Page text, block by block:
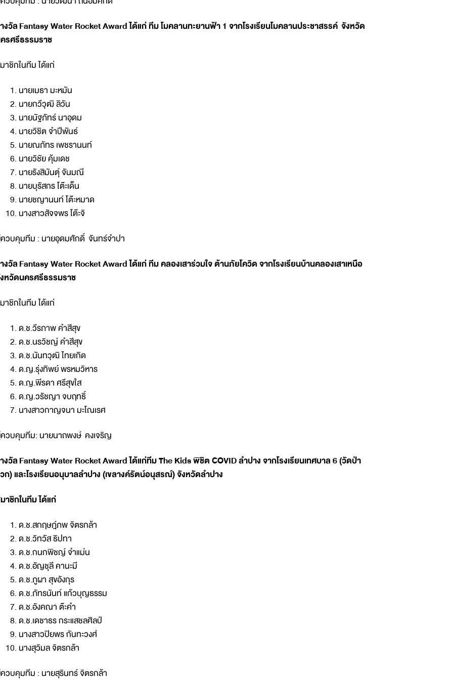
งวัลFantasy Water Rocket Award ได้แก่ ทีม โมคลานทะยานฟ้า 1 จากโรงเรียนโมคลานประชาสรรค์ จังหวัด
รศรีธรรมราช
าชิกในทีม ได้แก่
นายเมธา มะหมัน
นายกวีวุฒิ ลิวัน
นายนัฐภัทร์ นาอุดม
นายวิชิต จำปีพันธ์
นายณภัทร เพชรานนท์
นายวิชัย คุ้มเดช
นายรังสิมันตุ์ จันมณี
นายบุรัสกร โต๊ะเด็น
นายชญานนท์ โต๊ะหมาด
นางสาวสัจจพร โต๊ะจิ
วบคุมทีม : นายอุดมศักดิ์ จันทร์จำปา
งวัลFantasy Water Rocket Award ได้แก่ ทีม คลองเสาร่วมใจ ต้านภัยโควิด จากโรงเรียนบ้านคลองเสาเหนือ
หวัดนครศรีธรรมราช
าชิกในทีม ได้แก่
ด.ช.วีรภาพ คำสีสุข
ด.ช.นรวิชญ์ คำสีสุข
ด.ช.นันทวุฒิ ไทยเกิด
ด.ญ.รุ่งทิพย์ พรหมวิหาร
ด.ญ.พีรดา ศรีสุขใส
ด.ญ.วรัชญา จบฤทธิ์
นางสาวกาญจนา มะโณเรศ
วบคุมทีม: นายนาถพงษ์ คงเจริญ
งวัลFantasy Water Rocket Award ได้แก่ทีม The Kids พิชิต COVID ลำปาง จากโรงเรียนเทศบาล 6 (วัดป่า
ก) และโรงเรียนอนุบาลลำปาง (เขลางค์รัตน์อนุสรณ์) จังหวัดลำปาง
าชิกในทีม ได้แก่
ด.ช.สกฤษฎ์ภพ จิตรกล้า
ด.ช.วิทวัส ธิปทา
ด.ช.กนกพิชญ์ จำแม่น
ด.ช.อัญชุลี คานะมี
ด.ช.ภูผา สุขอังกุร
ด.ช.ภัทรนันท์ แก้วบุญธรรม
ด.ช.อังคณา ต๊ะคำ
ด.ช.เดชาธร กระแสชลศิลป์
นางสาวปิยพร กันทะวงศ์
นางสุวิมล จิตรกล้า
วบคุมทีม : นายสุรินทร์ จิตรกล้า